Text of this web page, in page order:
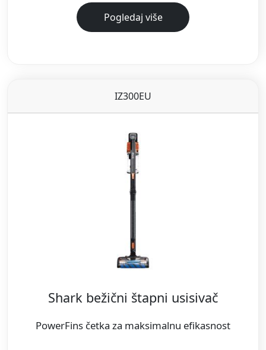
Pogledaj više
IZ300EU
Shark bežični štapni usisivač
PowerFins četka za maksimalnu efikasnost